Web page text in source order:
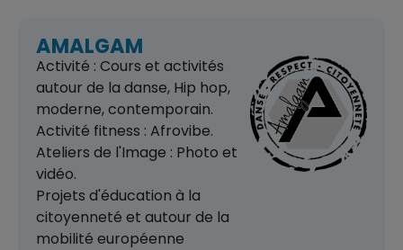
AMALGAM
Activité : Cours et activités
autour de la danse, Hip hop,
moderne, contemporain.
Activité fitness : Afrovibe.
Ateliers de l'Image : Photo et
vidéo.
Projets d'éducation à la
citoyenneté et autour de la
mobilité européenne